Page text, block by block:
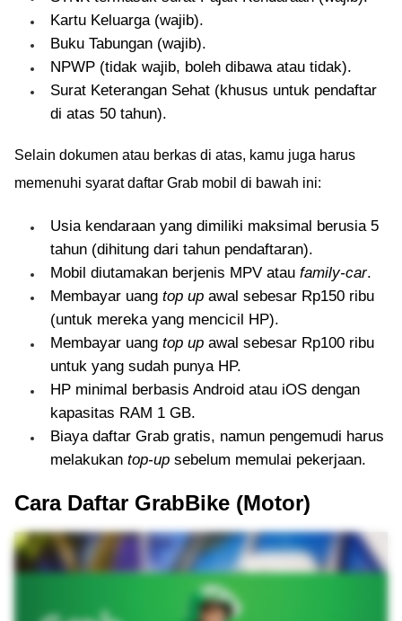
Kartu Keluarga (wajib).
Buku Tabungan (wajib).
NPWP (tidak wajib, boleh dibawa atau tidak).
Surat Keterangan Sehat (khusus untuk pendaftar
di atas 50 tahun).
Selain dokumen atau berkas di atas, kamu juga harus
memenuhi syarat daftar Grab mobil di bawah ini:
Usia kendaraan yang dimiliki maksimal berusia 5
tahun (dihitung dari tahun pendaftaran).
Mobil diutamakan berjenis MPV atau family-car.
Membayar uang top up awal sebesar Rp150 ribu
(untuk mereka yang mencicil HP).
Membayar uang top up awal sebesar Rp100 ribu
untuk yang sudah punya HP.
HP minimal berbasis Android atau iOS dengan
kapasitas RAM 1 GB.
Biaya daftar Grab gratis, namun pengemudi harus
melakukan top-up sebelum memulai pekerjaan.
Cara Daftar GrabBike (Motor)